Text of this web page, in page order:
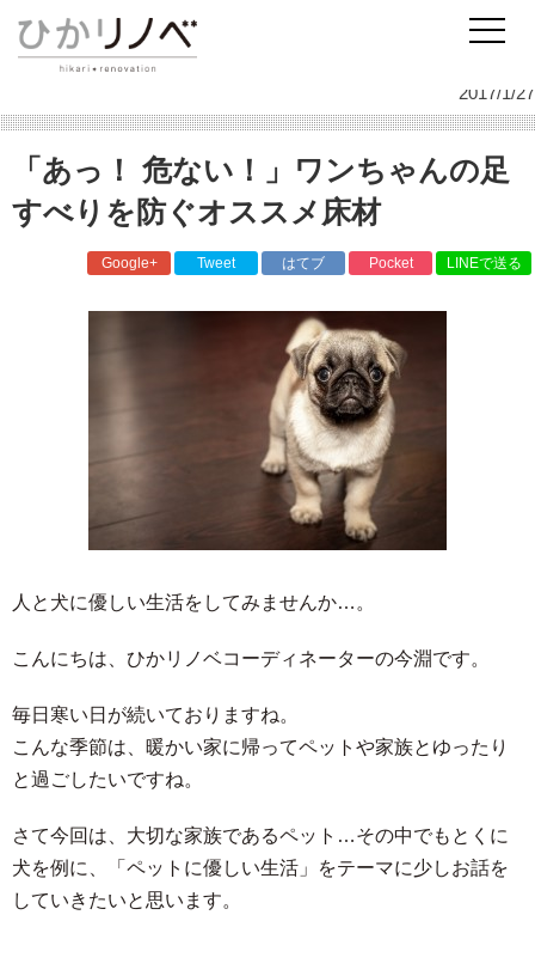
リノベーションのひかリノベ
「あっ！ 危ない！」ワンちゃんの足すべりを防ぐオススメ床材
2017/1/27
「あっ！ 危ない！」ワンちゃんの足
すべりを防ぐオススメ床材
Google+ Tweet はてブ Pocket LINEで送る
人と犬に優しい生活をしてみませんか…。
こんにちは、ひかリノベコーディネーターの今淵です。
毎日寒い日が続いておりますね。
こんな季節は、暖かい家に帰ってペットや家族とゆったり
と過ごしたいですね。
さて今回は、大切な家族であるペット…その中でもとくに
犬を例に、「ペットに優しい生活」をテーマに少しお話を
していきたいと思います。